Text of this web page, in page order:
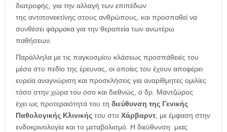
διατροφής, για την αλλαγή των επιπέδων
της αντιπονεκτίνης στους ανθρώπους, και προσπαθεί να
συνθέσει φάρμακα για την θεραπεία των ανωτέρω
παθήσεων.
Παράλληλα με τις παγκοσμίου κλάσεως προσπάθειές του
μέσα στο πεδίο της έρευνας, οι οποίες του έχουν αποφέρει
ευρεία αναγνώριση και προσκλήσεις για αναρίθμητες ομιλίες
τόσο στην χώρα του όσο και διεθνώς, ο δρ. Μαντζώρος
έχει ως προτεραιότητά του τη διεύθυνση της Γενικής
Παθολογικής Κλινικής του στο Χάρβαρντ, με έμφαση στην
ενδοκρινολογία και το μεταβολισμό. Η διεύθυνση μιας